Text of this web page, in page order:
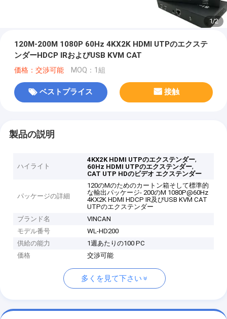
1/2
120M-200M 1080P 60Hz 4KX2K HDMI UTPのエクステ
ンダーHDCP IRおよびUSB KVM CAT
価格：交渉可能 MOQ：1組
ベストプライス 接触
製品の説明
ハイライト
4KX2K HDMI UTPのエクステンダー,
60Hz HDMI UTPのエクステンダー,
CAT UTP HDのビデオ エクステンダー
パッケージの詳細
120のMのためのカートン箱そして標準的
な輸出パッケージ- 200のM 1080P@60Hz
4KX2K HDMI HDCP IR及びUSB KVM CAT
UTPのエクステンダー
ブランド名
VINCAN
モデル番号
WL-HD200
供給の能力
1週あたりの100 PC
価格
交渉可能
多くを見て下さい